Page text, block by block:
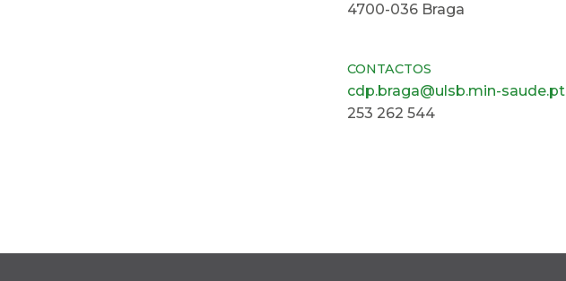
4700-036 Braga
CONTACTOS
cdp.braga@ulsb.min-saude.pt
253 262 544